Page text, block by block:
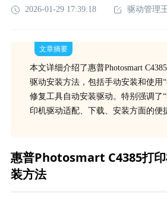
2026-01-29 17:39:18 驱动管理王
文章摘要
本文详细介绍了惠普Photosmart
驱动安装方法，包括手动安装和使用
修复工具自动安装驱动。特别强调了
印机驱动适配、下载、安装方面的便
惠普Photosmart C4385打
装方法